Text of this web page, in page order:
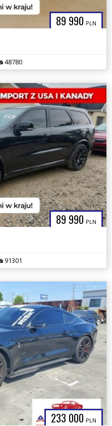
89 990 PLN
48780
89 990 PLN
91301
233 000 PLN